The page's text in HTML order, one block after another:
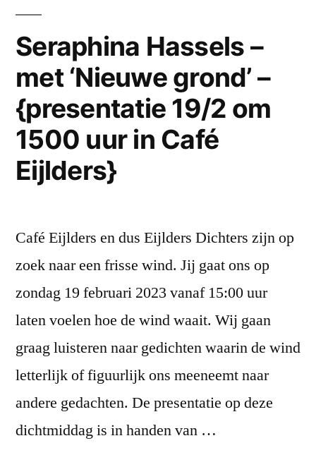
vallend
water)
Seraphina Hassels –
met ‘Nieuwe grond’ –
{presentatie 19/2 om
1500 uur in Café
Eijlders}
Café Eijlders en dus Eijlders Dichters zijn op
zoek naar een frisse wind. Jij gaat ons op
zondag 19 februari 2023 vanaf 15:00 uur
laten voelen hoe de wind waait. Wij gaan
graag luisteren naar gedichten waarin de wind
letterlijk of figuurlijk ons meeneemt naar
andere gedachten. De presentatie op deze
dichtmiddag is in handen van …